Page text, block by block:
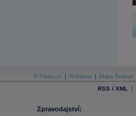
Databanka - Úrokové sazby
O Patria.cz Reklama Mapa Stránek
RSS / XML |
Zpravodajství: